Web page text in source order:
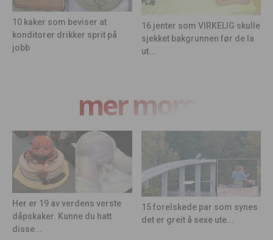
10 kaker som beviser at
konditorer drikker sprit på
jobb
16 jenter som VIRKELIG skulle
sjekket bakgrunnen før de la
ut...
mer moro
Her er 19 av verdens verste
dåpskaker. Kunne du hatt
disse...
15 forelskede par som synes
det er greit å sexe ute...